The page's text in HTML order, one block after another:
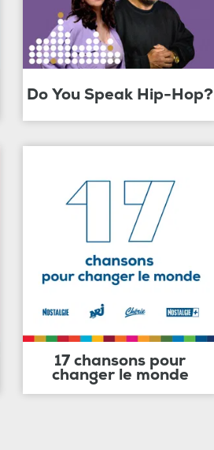
Do You Speak Hip-Hop?
17 chansons pour
changer le monde